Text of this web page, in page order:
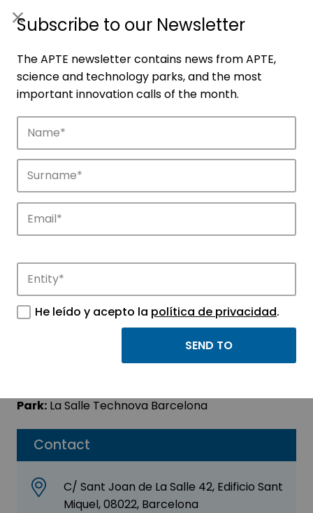
Companies
Discover the companies that drive
Contact
C/ Sant Joan de La Salle 42, Edificio Sant
Miquel, 08022, Barcelona
Latency Fix
Park: La Salle Technova Barcelona
Subscribe to our Newsletter
The APTE newsletter contains news from APTE,
science and technology parks, and the most
important innovation calls of the month.
He leído y acepto la política de privacidad.